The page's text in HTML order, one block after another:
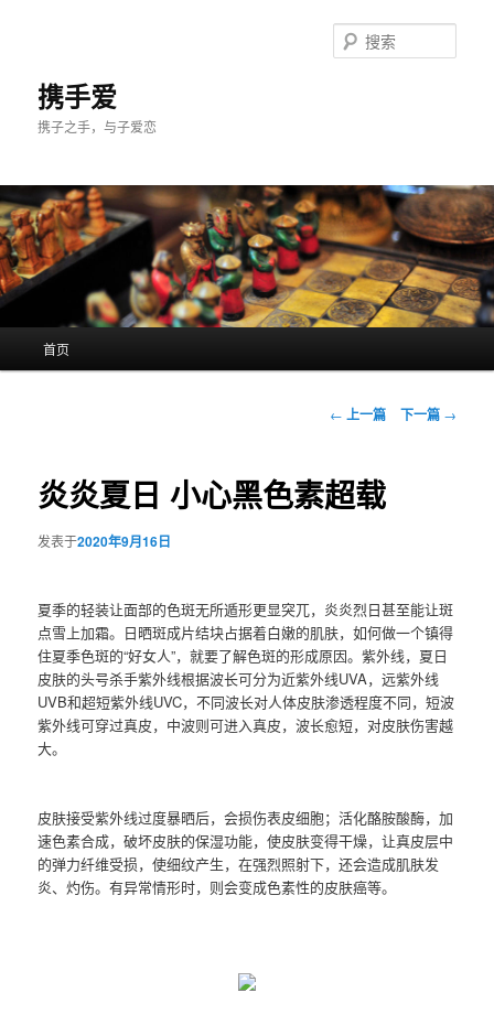
携手爱
携子之手，与子爱恋
索
首页
文
航
← 上一篇 下一篇 →
炎炎夏日 小心黑色素超载
发表于2020年9月16日
夏季的轻装让面部的色斑无所遁形更显突兀，炎炎烈日甚至能让斑
点雪上加霜。日晒斑成片结块占据着白嫩的肌肤，如何做一个镇得
住夏季色斑的“好女人”，就要了解色斑的形成原因。紫外线，夏日
皮肤的头号杀手紫外线根据波长可分为近紫外线UVA，远紫外线
UVB和超短紫外线UVC，不同波长对人体皮肤渗透程度不同，短波
紫外线可穿过真皮，中波则可进入真皮，波长愈短，对皮肤伤害越
大。
皮肤接受紫外线过度暴晒后，会损伤表皮细胞；活化酪胺酸酶，加
速色素合成，破坏皮肤的保湿功能，使皮肤变得干燥，让真皮层中
的弹力纤维受损，使细纹产生，在强烈照射下，还会造成肌肤发
炎、灼伤。有异常情形时，则会变成色素性的皮肤癌等。